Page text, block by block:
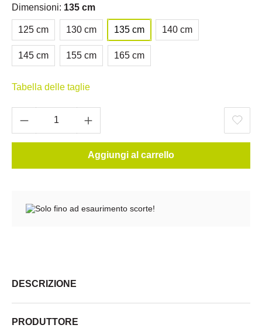
Dimensioni: 135 cm
125 cm 130 cm 135 cm 140 cm
145 cm 155 cm 165 cm
Tabella delle taglie
Aggiungi al carrello
Solo fino ad esaurimento scorte!
DESCRIZIONE
PRODUTTORE